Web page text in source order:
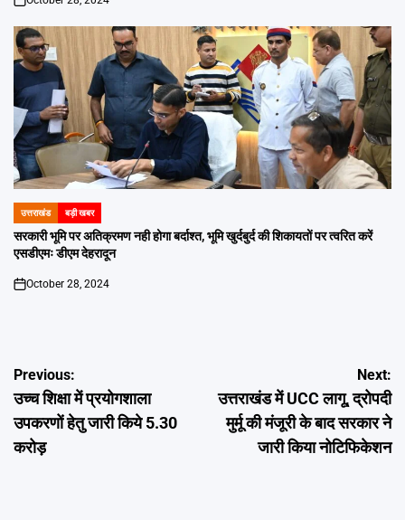
on
POSTED
IN
उत्तराखंड बड़ी खबर
सरकारी भूमि पर अतिक्रमण नही होगा बर्दाश्त, भूमि खुर्दबुर्द की शिकायतों पर त्वरित करें
एसडीएमः डीएम देहरादून
on
October 28, 2024
Post
navigation
Previous:
उच्च शिक्षा में प्रयोगशाला
उपकरणों हेतु जारी किये 5.30
करोड़
Next:
उत्तराखंड में UCC लागू, द्रोपदी
मुर्मू की मंजूरी के बाद सरकार ने
जारी किया नोटिफिकेशन